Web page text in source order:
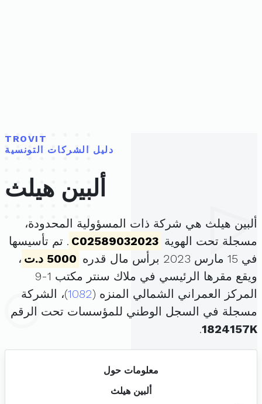
TROVIT
دليل الشركات التونسية
ألبين هيلث
ألبين هيلث هي شركة ذات المسؤولية المحدودة،
مسجلة تحت الهوية C02589032023 . تم تأسيسها
في 15 مارس 2023 برأس مال قدره
5000 د.ت
،
ويقع مقرها الرئيسي في ملاك سنتر مكتب 1-9
المركز العمراني الشمالي المنزه (1082)، الشركة
مسجلة في السجل الوطني للمؤسسات تحت الرقم
1824157K
.
معلومات حول
ألبين هيلث